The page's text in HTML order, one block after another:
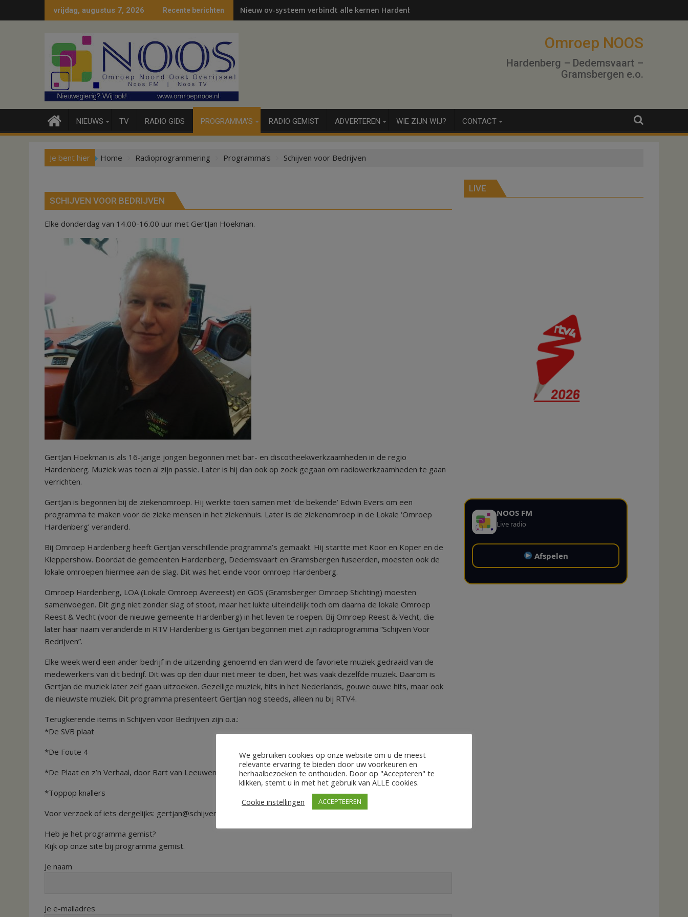
naar
vrijdag, augustus 7, 2026 Recente berichten Nieuw ov-systeem verbindt alle kernen Hardenberg
Omroep NOOS
Hardenberg – Dedemsvaart –
Gramsbergen e.o.
NIEUWS TV RADIO GIDS PROGRAMMA’S RADIO GEMIST ADVERTEREN WIE ZIJN WIJ? CONTACT
Je bent hier Home Radioprogrammering Programma’s Schijven voor Bedrijven
SCHIJVEN VOOR BEDRIJVEN
Elke donderdag van 14.00-16.00 uur met GertJan Hoekman.
GertJan Hoekman is als 16-jarige jongen begonnen met bar- en discotheekwerkzaamheden in de regio
Hardenberg. Muziek was toen al zijn passie. Later is hij dan ook op zoek gegaan om radiowerkzaamheden te gaan
verrichten.
GertJan is begonnen bij de ziekenomroep. Hij werkte toen samen met ‘de bekende’ Edwin Evers om een
programma te maken voor de zieke mensen in het ziekenhuis. Later is de ziekenomroep in de Lokale ‘Omroep
Hardenberg’ veranderd.
Bij Omroep Hardenberg heeft GertJan verschillende programma’s gemaakt. Hij startte met Koor en Koper en de
Kleppershow. Doordat de gemeenten Hardenberg, Dedemsvaart en Gramsbergen fuseerden, moesten ook de
lokale omroepen hiermee aan de slag. Dit was het einde voor omroep Hardenberg.
Omroep Hardenberg, LOA (Lokale Omroep Avereest) en GOS (Gramsberger Omroep Stichting) moesten
samenvoegen. Dit ging niet zonder slag of stoot, maar het lukte uiteindelijk toch om daarna de lokale Omroep
Reest & Vecht (voor de nieuwe gemeente Hardenberg) in het leven te roepen. Bij Omroep Reest & Vecht, die
later haar naam veranderde in RTV Hardenberg is Gertjan begonnen met zijn radioprogramma “Schijven Voor
Bedrijven”.
Elke week werd een ander bedrijf in de uitzending genoemd en dan werd de favoriete muziek gedraaid van de
medewerkers van dit bedrijf. Dit was op den duur niet meer te doen, het was vaak dezelfde muziek. Daarom is
GertJan de muziek later zelf gaan uitzoeken. Gezellige muziek, hits in het Nederlands, gouwe ouwe hits, maar ook
de nieuwste muziek. Dit programma presenteert GertJan nog steeds, alleen nu bij RTV4.
Terugkerende items in Schijven voor Bedrijven zijn o.a.:
*De SVB plaat
*De Foute 4
*De Plaat en z’n Verhaal, door Bart van Leeuwen
*Toppop knallers
Voor verzoek of iets dergelijks: gertjan@schijvenvoorbedrijven.nl of vul onderstaand formulier in.
Heb je het programma gemist?
Kijk op onze site bij programma gemist.
Je naam
Je e-mailadres
LIVE
NOOS FM
Live radio
Afspelen
We gebruiken cookies op onze website om u de meest
relevante ervaring te bieden door uw voorkeuren en
herhaalbezoeken te onthouden. Door op "Accepteren" te
klikken, stemt u in met het gebruik van ALLE cookies.
Cookie instellingen
ACCEPTEEREN